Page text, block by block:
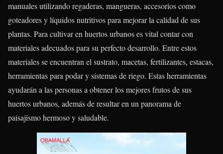
manuales utilizando regaderas, mangueras, accesorios como
goteadores y líquidos nutritivos para mejorar la calidad de sus
plantas. Para cultivar en huertos urbanos es vital contar con
materiales adecuados para su perfecto desarrollo. Entre estos
materiales se encuentran el sustrato, macetas, fertilizantes, estacas,
herramientas para podar y sistemas de riego. Estas herramientas
ayudarán a las personas a obtener los mejores frutos de sus
huertos urbanos, además de resultar en un panorama de
paisajismo hermoso y saludable.